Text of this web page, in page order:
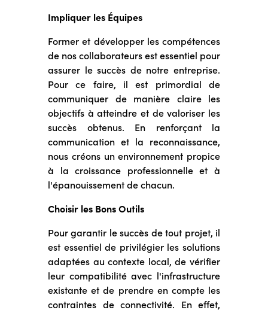
Impliquer les Équipes
Former et développer les compétences
de nos collaborateurs est essentiel pour
assurer le succès de notre entreprise.
Pour ce faire, il est primordial de
communiquer de manière claire les
objectifs à atteindre et de valoriser les
succès obtenus. En renforçant la
communication et la reconnaissance,
nous créons un environnement propice
à la croissance professionnelle et à
l'épanouissement de chacun.
Choisir les Bons Outils
Pour garantir le succès de tout projet, il
est essentiel de privilégier les solutions
adaptées au contexte local, de vérifier
leur compatibilité avec l'infrastructure
existante et de prendre en compte les
contraintes de connectivité. En effet,